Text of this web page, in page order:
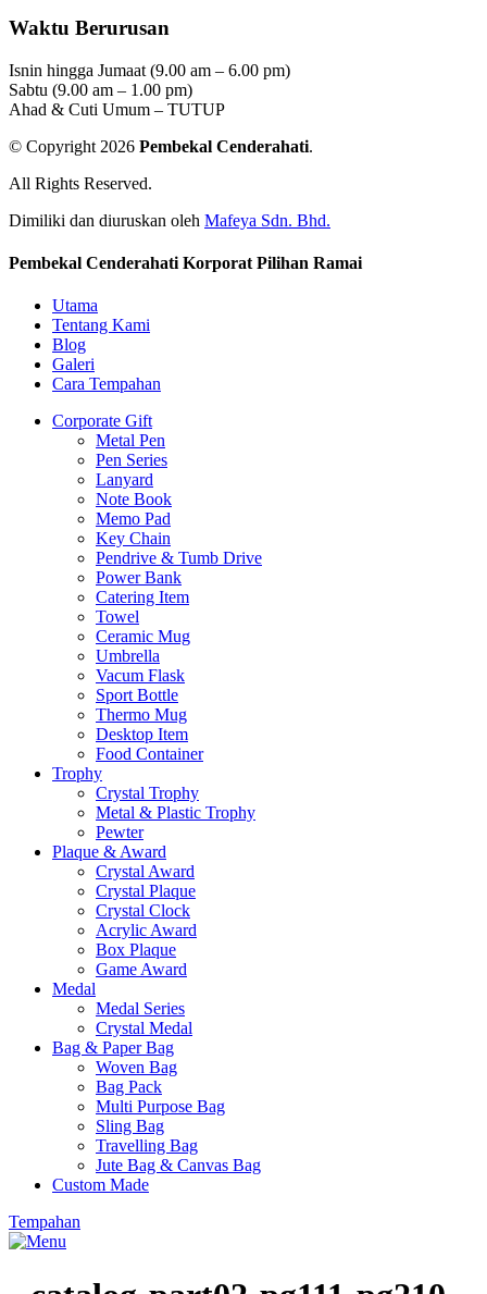
Waktu Berurusan
Isnin hingga Jumaat (9.00 am – 6.00 pm)
Sabtu (9.00 am – 1.00 pm)
Ahad & Cuti Umum – TUTUP
© Copyright 2026 Pembekal Cenderahati.
All Rights Reserved.
Dimiliki dan diuruskan oleh Mafeya Sdn. Bhd.
Pembekal Cenderahati Korporat Pilihan Ramai
Utama
Tentang Kami
Blog
Galeri
Cara Tempahan
Corporate Gift
Metal Pen
Pen Series
Lanyard
Note Book
Memo Pad
Key Chain
Pendrive & Tumb Drive
Power Bank
Catering Item
Towel
Ceramic Mug
Umbrella
Vacum Flask
Sport Bottle
Thermo Mug
Desktop Item
Food Container
Trophy
Crystal Trophy
Metal & Plastic Trophy
Pewter
Plaque & Award
Crystal Award
Crystal Plaque
Crystal Clock
Acrylic Award
Box Plaque
Game Award
Medal
Medal Series
Crystal Medal
Bag & Paper Bag
Woven Bag
Bag Pack
Multi Purpose Bag
Sling Bag
Travelling Bag
Jute Bag & Canvas Bag
Custom Made
Tempahan